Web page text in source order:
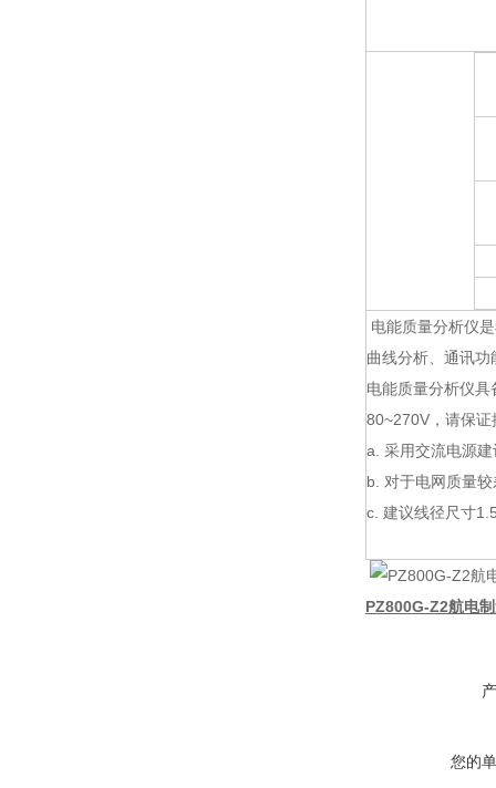
电能质量分析仪
曲线分析、通讯
电能质量分析仪
80~270V，请保
a. 采用交流电源
b. 对于电网质量
c. 建议线径尺寸
PZ800G-Z2航电
您的